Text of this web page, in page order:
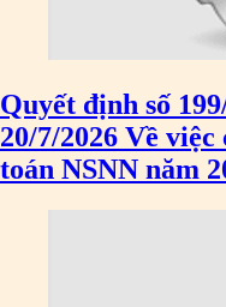
Quyết định số
20/7/2026 Về
toán NSNN năm